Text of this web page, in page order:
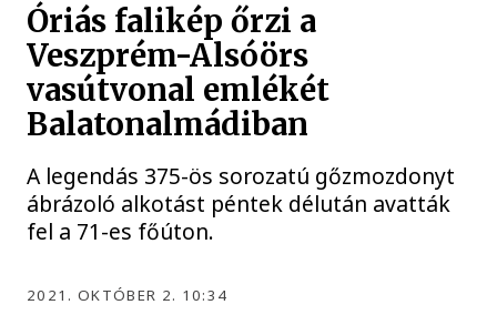
Óriás falikép őrzi a
Veszprém-Alsóörs
vasútvonal emlékét
Balatonalmádiban
A legendás 375-ös sorozatú gőzmozdonyt
ábrázoló alkotást péntek délután avatták
fel a 71-es főúton.
2021. OKTÓBER 2. 10:34